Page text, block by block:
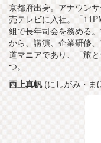
京都府出身。アナウン
売テレビに入社。「
組で長年司会を務める
から、講演、企業研修
道マニアであり、「旅
つ。
西上真帆(にしがみ・ま